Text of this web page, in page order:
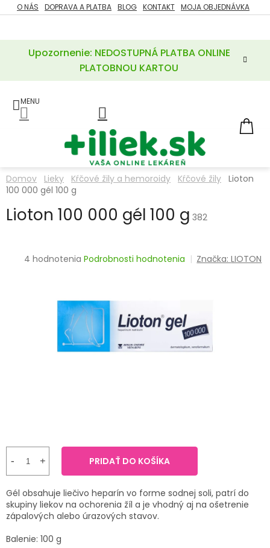
Prejsť
na
Upozornenie: NEDOSTUPNÁ PLATBA ONLINE
PLATOBNOU KARTOU
O NÁS DOPRAVA A PLATBA BLOG KONTAKT MOJA OBJEDNÁVKA
ZĽAVY
POTREBY
A
LIEKY
VITAMÍNY
MINERÁLY
ZDRAVOTNÍCKE
PRÍRODNÉ
LIEKY
Domov Lieky Kŕčové žily a hemoroidy Kŕčové žily Lioton
100 000 gél 100 g
Lioton 100 000 gél 100 g 382
Priemerné
hviezdičiek.
4 hodnotenia Podrobnosti hodnotenia Značka:LIOTON
PRIDAŤ DO KOŠÍKA
Gél obsahuje liečivo heparín vo forme sodnej soli, patrí do
skupiny liekov na ochorenia žíl a je vhodný aj na ošetrenie
zápalových alebo úrazových stavov.
Balenie: 100 g